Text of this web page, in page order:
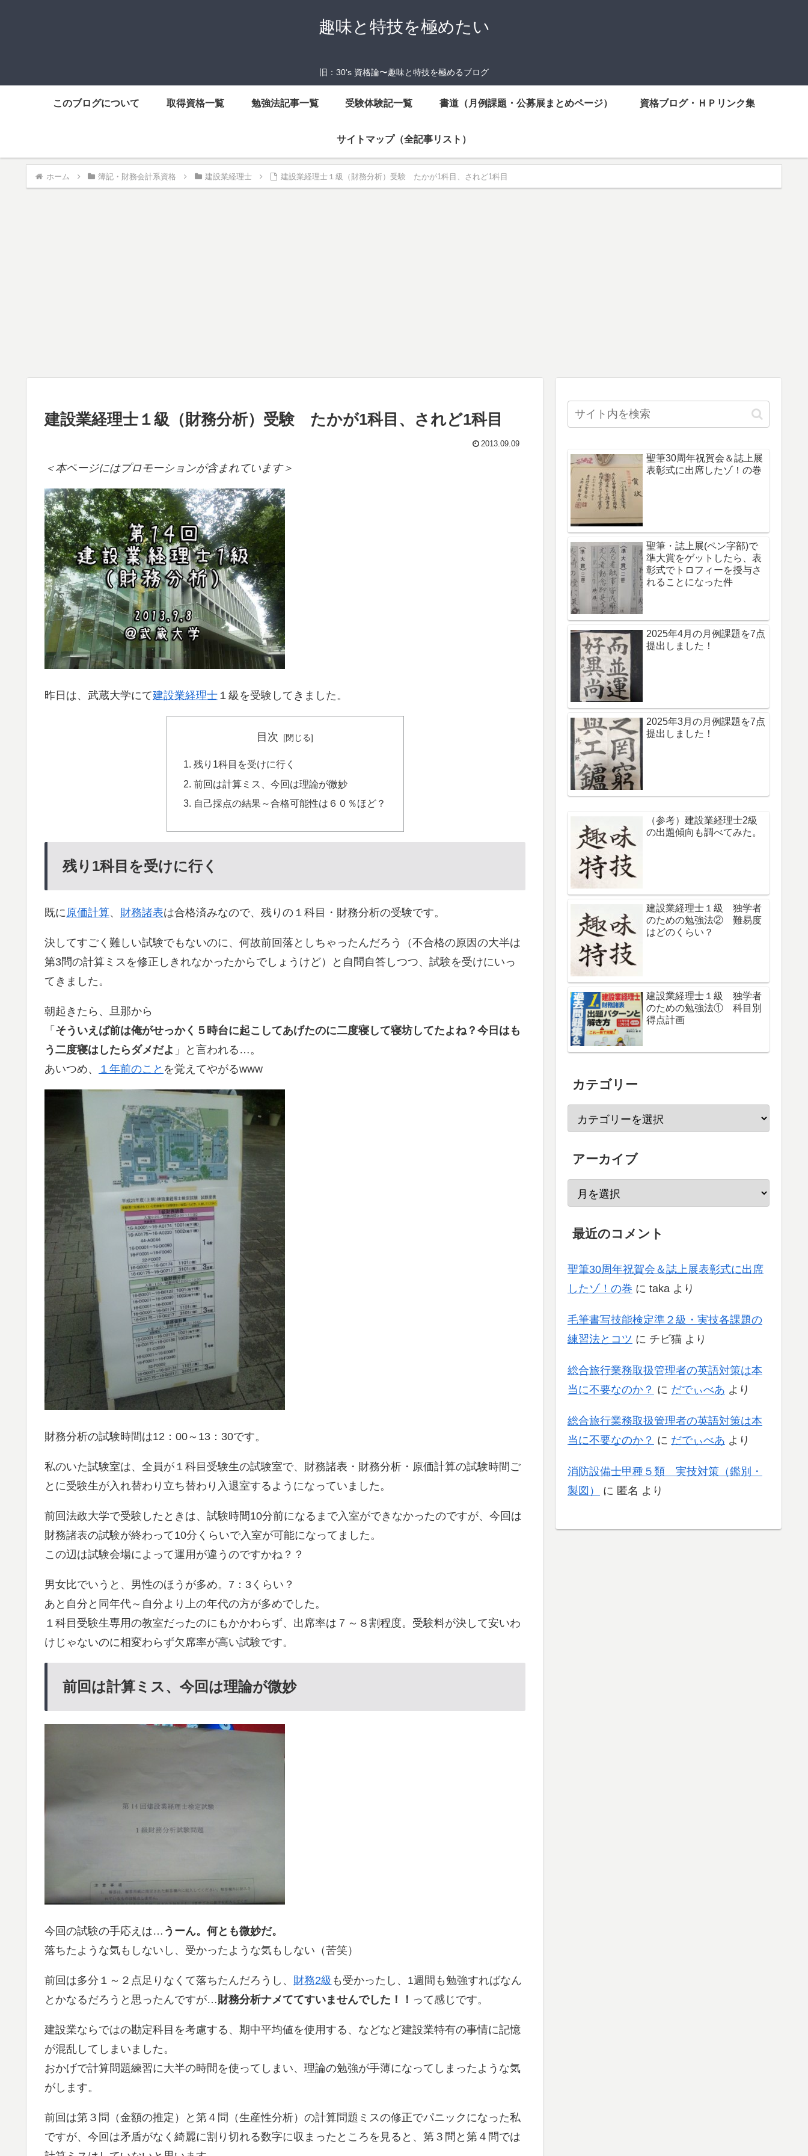
趣味と特技を極めたい
旧：30‘s 資格論〜趣味と特技を極めるブログ
このブログについて 取得資格一覧 勉強法記事一覧 受験体験記一覧 書道（月例課題・公募展まとめページ） 資格ブログ・ＨＰリンク集
サイトマップ（全記事リスト）
ホーム 簿記・財務会計系資格 建設業経理士 建設業経理士１級（財務分析）受験 たかが1科目、されど1科目
建設業経理士１級（財務分析）受験 たかが1科目、されど1科目
2013.09.09
＜本ページにはプロモーションが含まれています＞
昨日は、武蔵大学にて建設業経理士 １級を受験してきました。
目次
残り1科目を受けに行く
前回は計算ミス、今回は理論が微妙
自己採点の結果～合格可能性は６０％ほど？
残り1科目を受けに行く
既に原価計算、 財務諸表は合格済みなので、残りの１科目・財務分析の受験です。
決してすごく難しい試験でもないのに、何故前回落としちゃったんだろう（不合格の原因の大半は
第3問の計算ミスを修正しきれなかったからでしょうけど）と自問自答しつつ、試験を受けにいっ
てきました。
朝起きたら、旦那から
「 そういえば前は俺がせっかく５時台に起こしてあげたのに二度寝して寝坊してたよね？今日はも
う二度寝はしたらダメだよ 」と言われる…。
あいつめ、
１年前のこと を覚えてやがるwww
財務分析の試験時間は12：00～13：30です。
私のいた試験室は、全員が１科目受験生の試験室で、財務諸表・財務分析・原価計算の試験時間ご
とに受験生が入れ替わり立ち替わり入退室するようになっていました。
前回法政大学で受験したときは、試験時間10分前になるまで入室ができなかったのですが、今回は
財務諸表の試験が終わって10分くらいで入室が可能になってました。
この辺は試験会場によって運用が違うのですかね？？
男女比でいうと、男性のほうが多め。7：3くらい？
あと自分と同年代～自分より上の年代の方が多めでした。
１科目受験生専用の教室だったのにもかかわらず、出席率は７～８割程度。受験料が決して安いわ
けじゃないのに相変わらず欠席率が高い試験です。
前回は計算ミス、今回は理論が微妙
今回の試験の手応えは… うーん。何とも微妙だ。
落ちたような気もしないし、受かったような気もしない（苦笑）
前回は多分１～２点足りなくて落ちたんだろうし、 財務2級 も受かったし、1週間も勉強すればなん
とかなるだろうと思ったんですが…財務分析ナメててすいませんでした！！ って感じです。
建設業ならではの勘定科目を考慮する、期中平均値を使用する、などなど建設業特有の事情に記憶
が混乱してしまいました。
おかげで計算問題練習に大半の時間を使ってしまい、理論の勉強が手薄になってしまったような気
がします。
前回は第３問（金額の推定）と第４問（生産性分析）の計算問題ミスの修正でパニックになった私
ですが、今回は矛盾がなく綺麗に割り切れる数字に収まったところを見ると、第３問と第４問では
聖筆30周年祝賀会＆誌上展
表彰式に出席したゾ！の巻
聖筆・誌上展(ペン字部)で
準大賞をゲットしたら、表
彰式でトロフィーを授与さ
れることになった件
2025年4月の月例課題を7点
提出しました！
2025年3月の月例課題を7点
提出しました！
（参考）建設業経理士2級
の出題傾向も調べてみた。
建設業経理士１級 独学者
のための勉強法② 難易度
はどのくらい？
建設業経理士１級 独学者
のための勉強法① 科目別
得点計画
カテゴリー
アーカイブ
最近のコメント
聖筆30周年祝賀会＆誌上展表彰式に出席
したゾ！の巻 に taka より
毛筆書写技能検定準２級・実技各課題の
練習法とコツ に チビ猫 より
総合旅行業務取扱管理者の英語対策は本
当に不要なのか？ に だでぃべあ より
総合旅行業務取扱管理者の英語対策は本
当に不要なのか？ に だでぃべあ より
消防設備士甲種５類 実技対策（鑑別・
製図）
に 匿名 より